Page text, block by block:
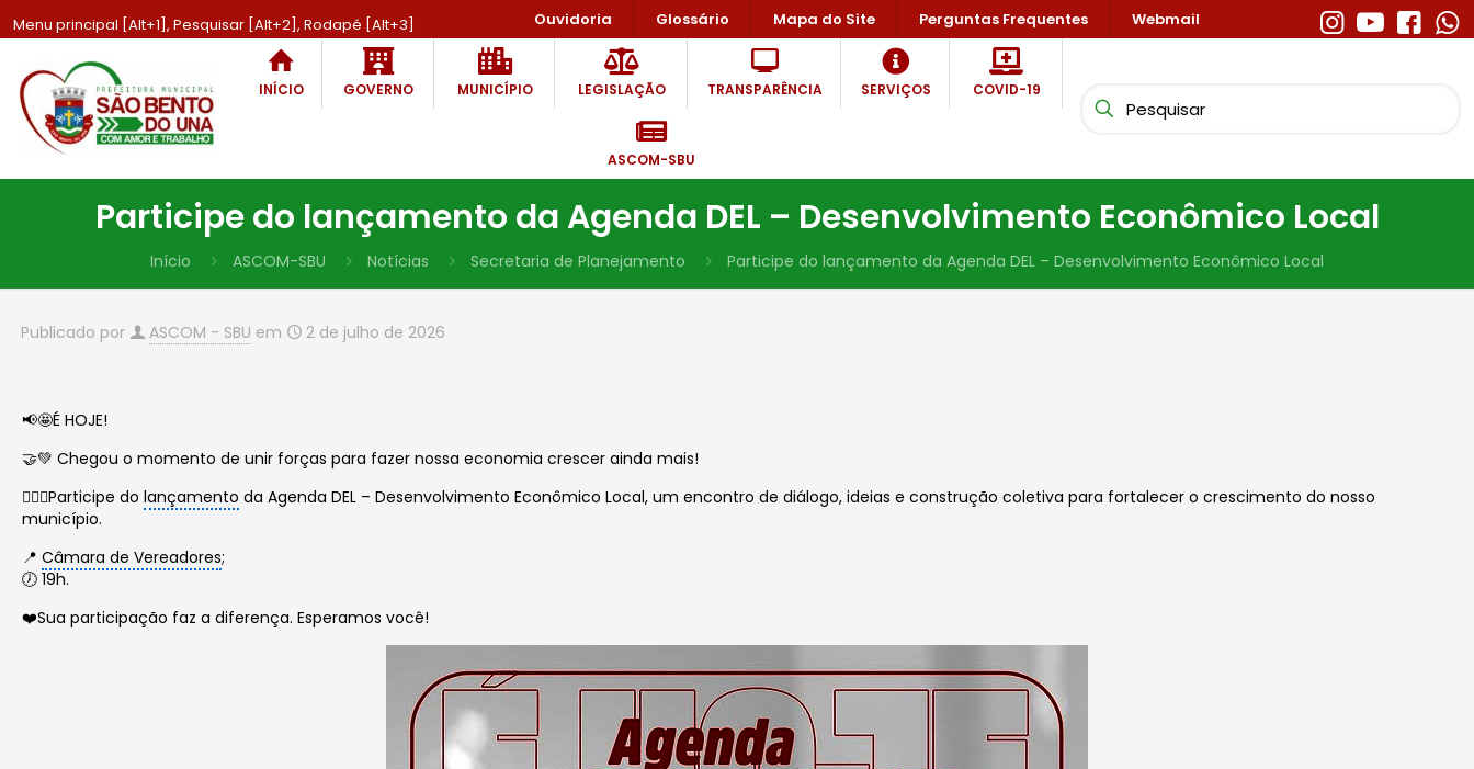
Menu principal [Alt+1], Pesquisar [Alt+2], Rodapé [Alt+3] Ouvidoria Glossário Mapa do Site Perguntas Frequentes Webmail
INÍCIO GOVERNO MUNICÍPIO LEGISLAÇÃO TRANSPARÊNCIA SERVIÇOS COVID-19
ASCOM-SBU
Participe do lançamento da Agenda DEL – Desenvolvimento Econômico Local
Início ASCOM-SBU Notícias Secretaria de Planejamento Participe do lançamento da Agenda DEL – Desenvolvimento Econômico Local
Publicado por ASCOM - SBU em 2 de julho de 2026
📢🤩É HOJE!
🤝💚 Chegou o momento de unir forças para fazer nossa economia crescer ainda mais!
✍🏻✨Participe dolançamento da Agenda DEL – Desenvolvimento Econômico Local, um encontro de diálogo, ideias e construção coletiva para fortalecer o crescimento do nosso
município.
📍Câmara de Vereadores;
🕖 19h.
❤️Sua participação faz a diferença. Esperamos você!